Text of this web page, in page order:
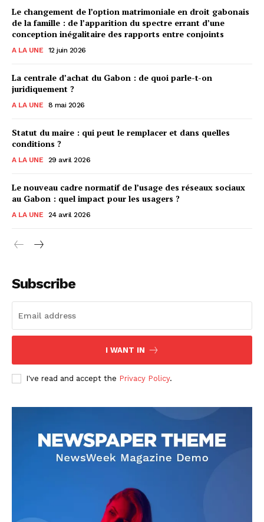
Le changement de l’option matrimoniale en droit gabonais
de la famille : de l’apparition du spectre errant d’une
conception inégalitaire des rapports entre conjoints
A LA UNE 12 juin 2026
La centrale d’achat du Gabon : de quoi parle-t-on
juridiquement ?
A LA UNE 8 mai 2026
Statut du maire : qui peut le remplacer et dans quelles
conditions ?
A LA UNE 29 avril 2026
Le nouveau cadre normatif de l’usage des réseaux sociaux
au Gabon : quel impact pour les usagers ?
A LA UNE 24 avril 2026
Subscribe
I WANT IN
I've read and accept the Privacy Policy.